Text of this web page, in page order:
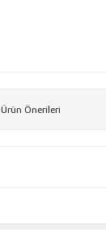
Ürün Önerileri